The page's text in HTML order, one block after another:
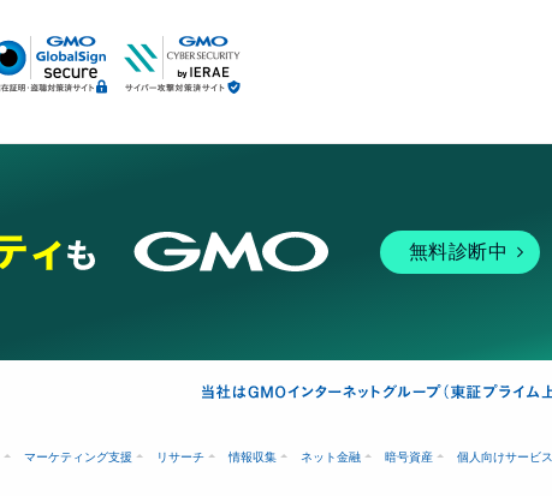
無料診断中
マーケティング支援 リサーチ 情報収集 ネット金融 暗号資産 個人向けサービス